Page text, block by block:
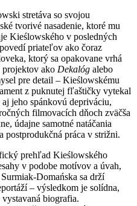
stretáva so svojou
tvorivé nasadenie, ktoré mu
Kieślowského v posledných
priateľov ako čoraz
ktorý sa opakovane vrhá
ako Dekalóg alebo
pre detail – Kieślowskému
z puknutej fľaštičky vytekal
jeho spánkovú depriváciu,
filmovacích dňoch zväčša
údajne samotné natáčania
postprodukčná práca v strižni.
prehľad Kieślowského
v podobe motívov a úvah,
Domańska sa drží
– výsledkom je solídna,
biografia.